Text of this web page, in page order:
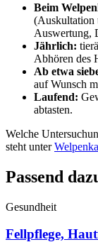
Beim
(Auskultation
Auswertung,
Jährlich:
Abhören des
Ab etwa
auf Wunsch
Laufend:
abtasten.
Welche
steht unter
Passend
Gesundheit
Fellpflege,